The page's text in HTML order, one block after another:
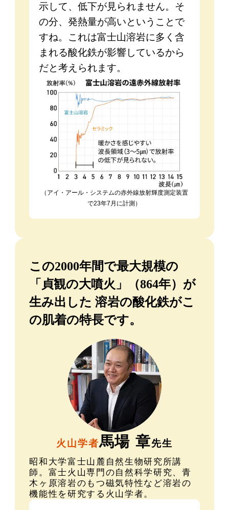
示して、低下が見られません。そ
の分、発熱量が高いということで
すね。これは富士山溶岩に多く含
まれる酸化鉄が影響しているから
だと考えられます。
（アイ・アール・システムの赤外線放射輝度測定装置
で23年7月に計測）
この2000年間で最大規模の
「貞観の大噴火」（864年）が
生み出した 溶岩の酸化鉄がこ
の肌着の特長です。
火山学者馬場 章先生
昭和大学富士山麓自然生物研究所講
師。富士火山専門の自然科学研究、青
木ヶ原溶岩のもつ磁気特性など溶岩の
機能性を研究する火山学者。